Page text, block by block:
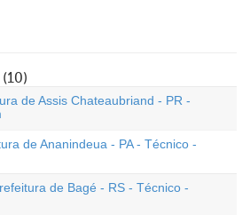
de Assis Chateaubriand - PR -
de Ananindeua - PA - Técnico -
de Bagé - RS - Técnico -